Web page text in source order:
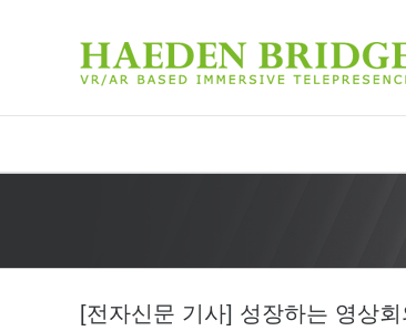
[전자신문 기사] 성장하는 영상회